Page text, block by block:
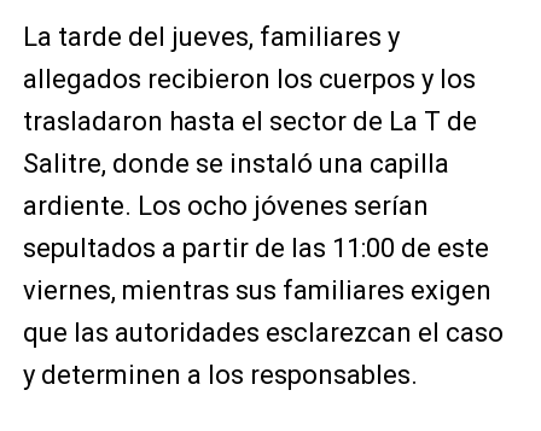
La tarde del jueves, familiares y
allegados recibieron los cuerpos y los
trasladaron hasta el sector de La T de
Salitre, donde se instaló una capilla
ardiente. Los ocho jóvenes serían
sepultados a partir de las 11:00 de este
viernes, mientras sus familiares exigen
que las autoridades esclarezcan el caso
y determinen a los responsables.